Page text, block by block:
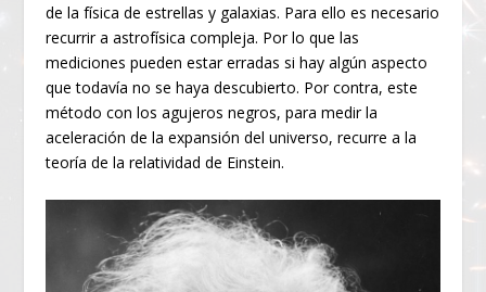
de la física de estrellas y galaxias. Para ello es necesario
recurrir a astrofísica compleja. Por lo que las
mediciones pueden estar erradas si hay algún aspecto
que todavía no se haya descubierto. Por contra, este
método con los agujeros negros, para medir la
aceleración de la expansión del universo, recurre a la
teoría de la relatividad de Einstein.